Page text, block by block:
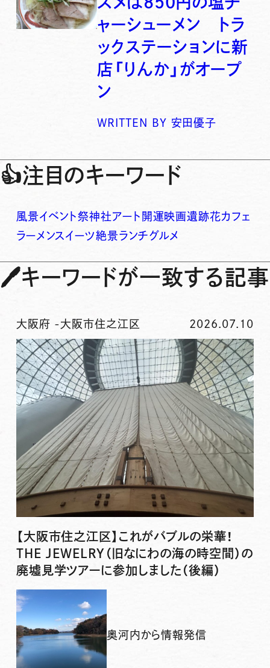
ャーシューメン トラ
ックステーションに新
店「りんか」がオープ
ン
WRITTEN BY 安田優子
👍注目のキーワード
風景イベント祭神社アート 開運映画遺跡花カフェ
ラーメンスイーツ絶景ランチグルメ
🖊キーワードが一致する記事
大阪府 -大阪市住之江区 2026.07.10
【大阪市住之江区】これがバブルの栄華！
THE JEWELRY（旧なにわの海の時空間）の
廃墟見学ツアーに参加しました（後編）
奥河内から情報発信